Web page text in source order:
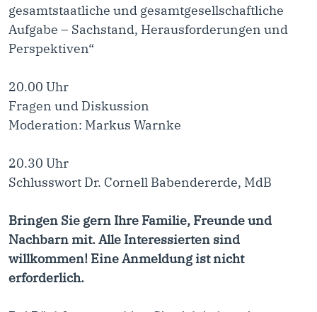
gesamtstaatliche und gesamtgesellschaftliche
Aufgabe – Sachstand, Herausforderungen und
Perspektiven“
20.00 Uhr
Fragen und Diskussion
Moderation: Markus Warnke
20.30 Uhr
Schlusswort Dr. Cornell Babendererde, MdB
Bringen Sie gern Ihre Familie, Freunde und
Nachbarn mit. Alle Interessierten sind
willkommen! Eine Anmeldung ist nicht
erforderlich.